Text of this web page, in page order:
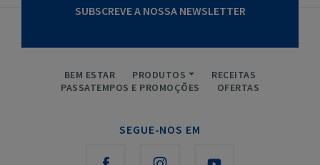
SUBSCREVE A NOSSA NEWSLETTER
BEM ESTAR PRODUTOS
RECEITAS
PASSATEMPOS E PROMOÇÕES
OFERTAS
SEGUE-NOS EM